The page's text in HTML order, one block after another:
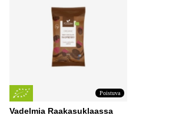
Poistuva
Vadelmia Raakasuklaassa